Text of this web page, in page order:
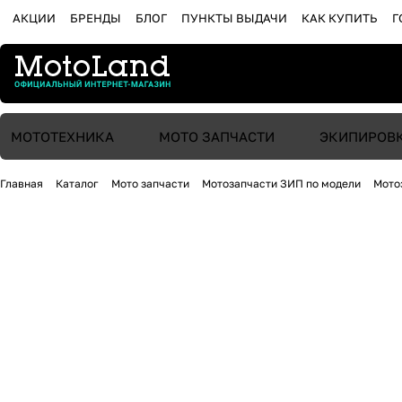
АКЦИИ БРЕНДЫ БЛОГ ПУНКТЫ ВЫДАЧИ КАК КУПИТЬ
МОТОТЕХНИКА МОТО ЗАПЧАСТИ
Главная Каталог Мото запчасти Мотозапчасти ЗИП по модели